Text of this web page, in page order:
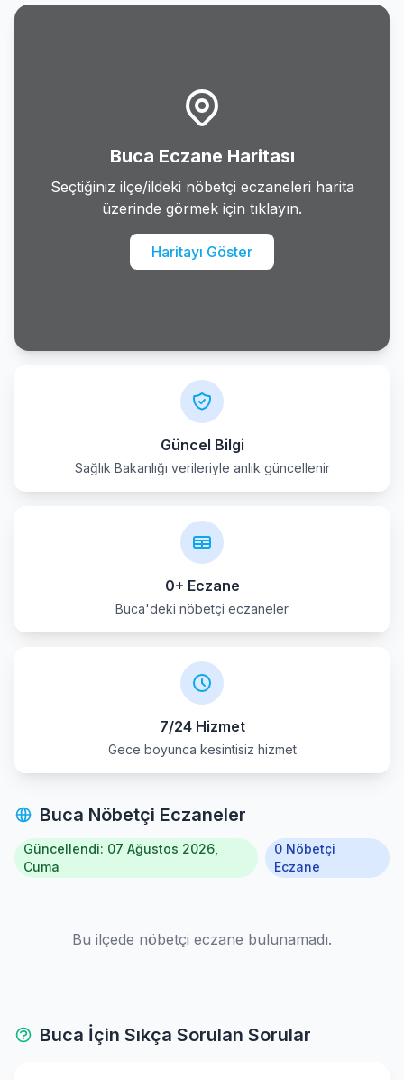
Kinik
Seferihisar
Selcuk
Tire
Buca Eczane Haritası
Seçtiğiniz ilçe/ildeki nöbetçi eczaneleri harita
üzerinde görmek için tıklayın.
Haritayı Göster
Güncel Bilgi
Sağlık Bakanlığı verileriyle anlık güncellenir
0+ Eczane
Buca'deki nöbetçi eczaneler
7/24 Hizmet
Gece boyunca kesintisiz hizmet
Buca Nöbetçi Eczaneler
Güncellendi: 07 Ağustos 2026,
Cuma
0 Nöbetçi
Eczane
Bu ilçede nöbetçi eczane bulunamadı.
Buca İçin Sıkça Sorulan Sorular